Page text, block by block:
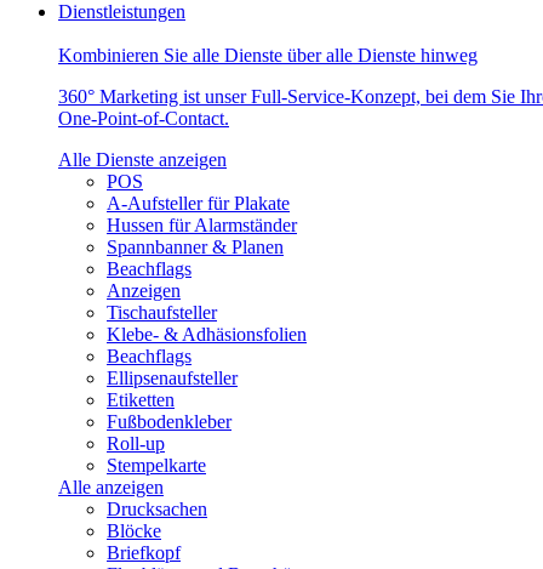
Dienstleistungen
Kombinieren Sie alle Dienste über alle Dienste hinweg
360° Marketing ist unser Full-Service-Konzept, bei dem Sie
One-Point-of-Contact.
Alle Dienste anzeigen
POS
A-Aufsteller für Plakate
Hussen für Alarmständer
Spannbanner & Planen
Beachflags
Anzeigen
Tischaufsteller
Klebe- & Adhäsionsfolien
Beachflags
Ellipsenaufsteller
Etiketten
Fußbodenkleber
Roll-up
Stempelkarte
Alle anzeigen
Drucksachen
Blöcke
Briefkopf